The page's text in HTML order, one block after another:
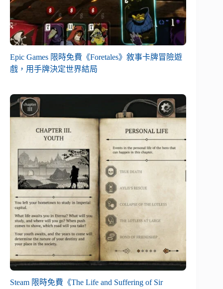
Epic Games 限時免費《Foretales》敘事卡牌冒險遊
戲，用手牌決定世界結局
Steam 限時免費《The Life and Suffering of Sir